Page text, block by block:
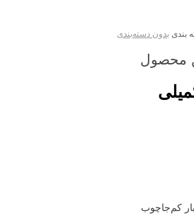
بندی بدون دسته‌بندی
محصول
کم‌‌جاچوب